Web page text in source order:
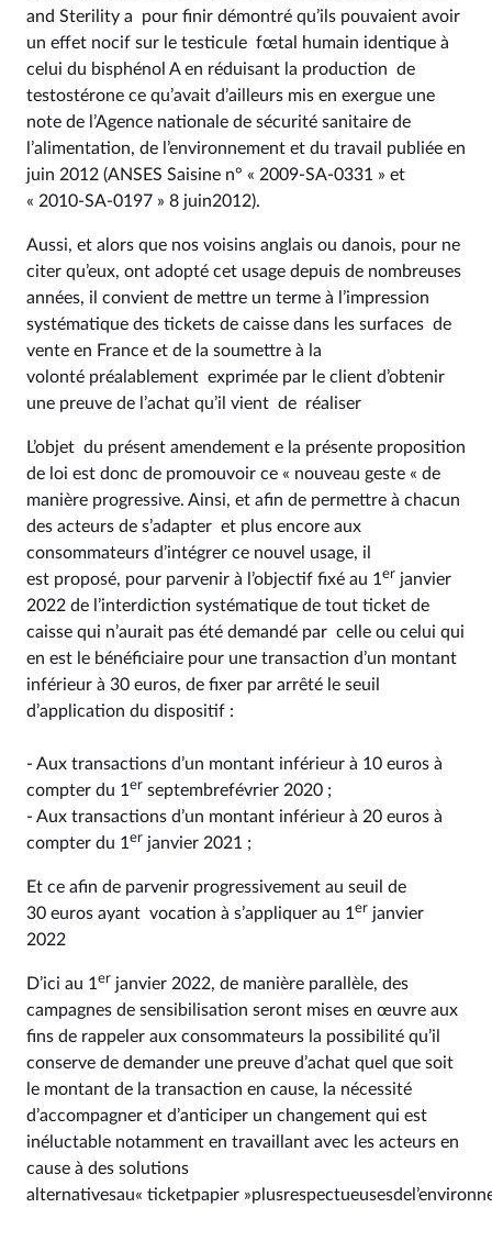
and Sterility a pour finir démontré qu’ils pouvaient avoir
un effet nocif sur le testicule fœtal humain identique à
celui du bisphénol A en réduisant la production de
testostérone ce qu’avait d’ailleurs mis en exergue une
note de l’Agence nationale de sécurité sanitaire de
l’alimentation, de l’environnement et du travail publiée en
juin 2012 (ANSES Saisine n° « 2009-SA-0331 » et
« 2010-SA-0197 » 8 juin2012).
Aussi, et alors que nos voisins anglais ou danois, pour ne
citer qu’eux, ont adopté cet usage depuis de nombreuses
années, il convient de mettre un terme à l’impression
systématique des tickets de caisse dans les surfaces de
vente en France et de la soumettre à la
volonté préalablement exprimée par le client d’obtenir
une preuve de l’achat qu’il vient de réaliser
L’objet du présent amendement e la présente proposition
de loi est donc de promouvoir ce « nouveau geste « de
manière progressive. Ainsi, et afin de permettre à chacun
des acteurs de s’adapter et plus encore aux
consommateurs d’intégrer ce nouvel usage, il
est proposé, pour parvenir à l’objectif fixé au 1 er janvier
2022 de l’interdiction systématique de tout ticket de
caisse qui n’aurait pas été demandé par celle ou celui qui
en est le bénéficiaire pour une transaction d’un montant
inférieur à 30 euros, de fixer par arrêté le seuil
d’application du dispositif :
- Aux transactions d’un montant inférieur à 10 euros à
compter du 1 er septembrefévrier 2020 ;
- Aux transactions d’un montant inférieur à 20 euros à
compter du 1 er janvier 2021 ;
Et ce afin de parvenir progressivement au seuil de
30 euros ayant vocation à s’appliquer au 1 er janvier
2022
D’ici au 1 er janvier 2022, de manière parallèle, des
campagnes de sensibilisation seront mises en œuvre aux
fins de rappeler aux consommateurs la possibilité qu’il
conserve de demander une preuve d’achat quel que soit
le montant de la transaction en cause, la nécessité
d’accompagner et d’anticiper un changement qui est
inéluctable notamment en travaillant avec les acteurs en
cause à des solutions
alternativesau« ticketpapier